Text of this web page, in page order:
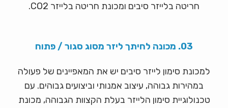
חריטה בלייזר סיבים ומכונת חריטה בלייזר CO2.
03. מכונה לחיתך ליזר מסוג סגור / פתוח
למכונת סימון לייזר סיבים יש את המאפיינים של פעולה
במהירות גבוהה, עיצוב אמנותי וביצועים גבוהים. עם
טכנולוגיית סימון הלייזר בעלת הקצוות הגבוהה, מכונת